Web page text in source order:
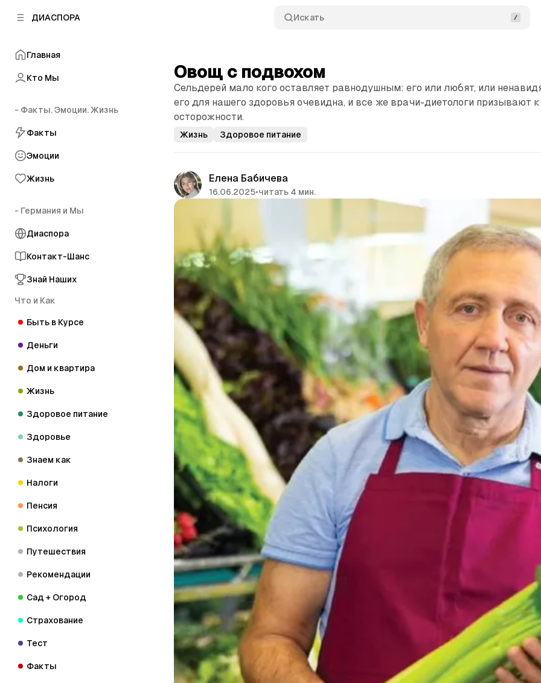
ДИАСПОРА Искать
Главная
Кто Мы
- Факты. Эмоции. Жизнь
Факты
Эмоции
Жизнь
- Германия и Мы
Диаспора
Контакт-Шанс
Знай Наших
Что и Как
Быть в Курсе
Деньги
Дом и квартира
Жизнь
Здоровое питание
Здоровье
Знаем как
Налоги
Пенсия
Психология
Путешествия
Рекомендации
Сад + Огород
Страхование
Тест
Факты
Овощ с подвохом
Сельдерей мало кого оставляет равнодушным: его или любят, или
его для нашего здоровья очевидна, и все же врачи-диетологи призывают к
осторожности.
Жизнь Здоровое питание
Елена Бабичева
16.06.2025•читать 4 мин.